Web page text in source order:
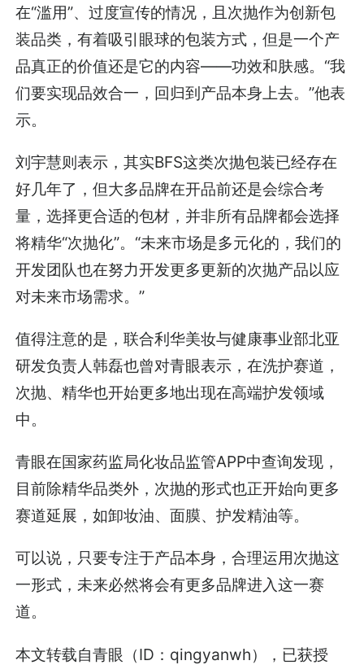
在“滥用”、过度宣传的情况，且次抛作为创新包
装品类，有着吸引眼球的包装方式，但是一个产
品真正的价值还是它的内容——功效和肤感。“我
们要实现品效合一，回归到产品本身上去。”他表
示。
刘宇慧则表示，其实BFS这类次抛包装已经存在
好几年了，但大多品牌在开品前还是会综合考
量，选择更合适的包材，并非所有品牌都会选择
将精华“次抛化”。“未来市场是多元化的，我们的
开发团队也在努力开发更多更新的次抛产品以应
对未来市场需求。”
值得注意的是，联合利华美妆与健康事业部北亚
研发负责人韩磊也曾对青眼表示，在洗护赛道，
次抛、精华也开始更多地出现在高端护发领域
中。
青眼在国家药监局化妆品监管APP中查询发现，
目前除精华品类外，次抛的形式也正开始向更多
赛道延展，如卸妆油、面膜、护发精油等。
可以说，只要专注于产品本身，合理运用次抛这
一形式，未来必然将会有更多品牌进入这一赛
道。
本文转载自青眼（ID：qingyanwh），已获授